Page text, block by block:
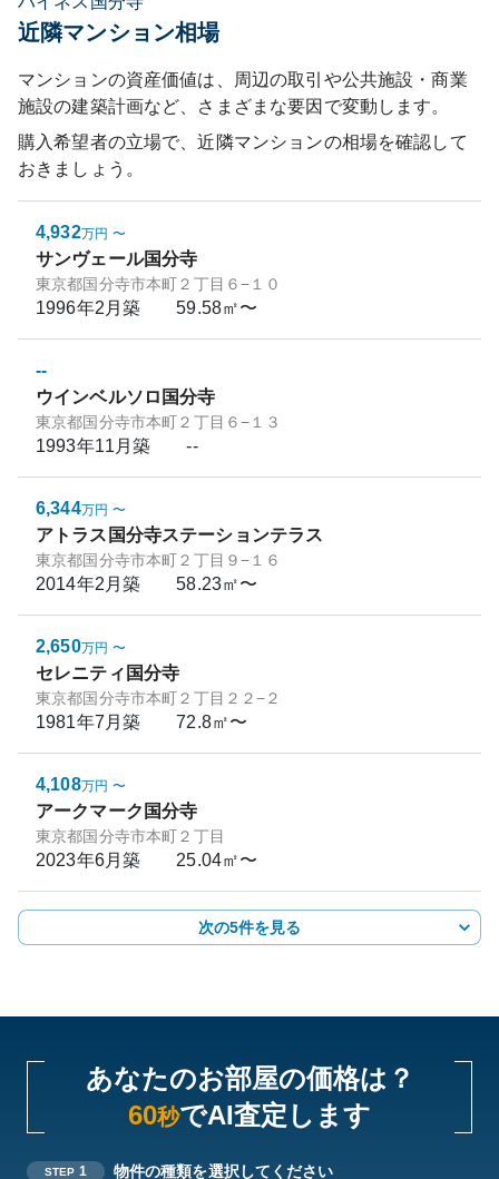
近隣マンション相場
マンションの資産価値は、周辺の取引や公共施設・商業
施設の建築計画など、さまざまな要因で変動します。
購入希望者の立場で、近隣マンションの相場を確認して
おきましょう。
4,932万円 〜
サンヴェール国分寺
東京都国分寺市本町２丁目６−１０
1996年2月築 59.58㎡〜
--
ウインベルソロ国分寺
東京都国分寺市本町２丁目６−１３
1993年11月築 --
6,344万円 〜
アトラス国分寺ステーションテラス
東京都国分寺市本町２丁目９−１６
2014年2月築 58.23㎡〜
2,650万円 〜
セレニティ国分寺
東京都国分寺市本町２丁目２２−２
1981年7月築 72.8㎡〜
4,108万円 〜
アークマーク国分寺
東京都国分寺市本町２丁目
2023年6月築 25.04㎡〜
次の5件を見る
あなたのお部屋の価格は？
60秒でAI査定します
STEP 1 物件の種類を選択してください